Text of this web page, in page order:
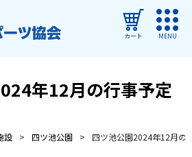
カート MENU
年12月の行事予定
設 四ツ池公園 四ツ池公園2024年12月の